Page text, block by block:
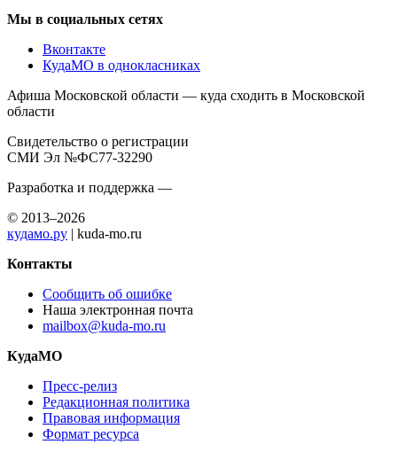
Мы в социальных сетях
Вконтакте
КудаМО в однокласниках
Афиша Московской области — куда сходить в Московской
области
Свидетельство о регистрации
СМИ Эл №ФС77-32290
Разработка и поддержка —
© 2013–2026
кудамо.ру | kuda-mo.ru
Контакты
Сообщить об ошибке
Наша электронная почта
mailbox@kuda-mo.ru
КудаМО
Пресс-релиз
Редакционная политика
Правовая информация
Формат ресурса